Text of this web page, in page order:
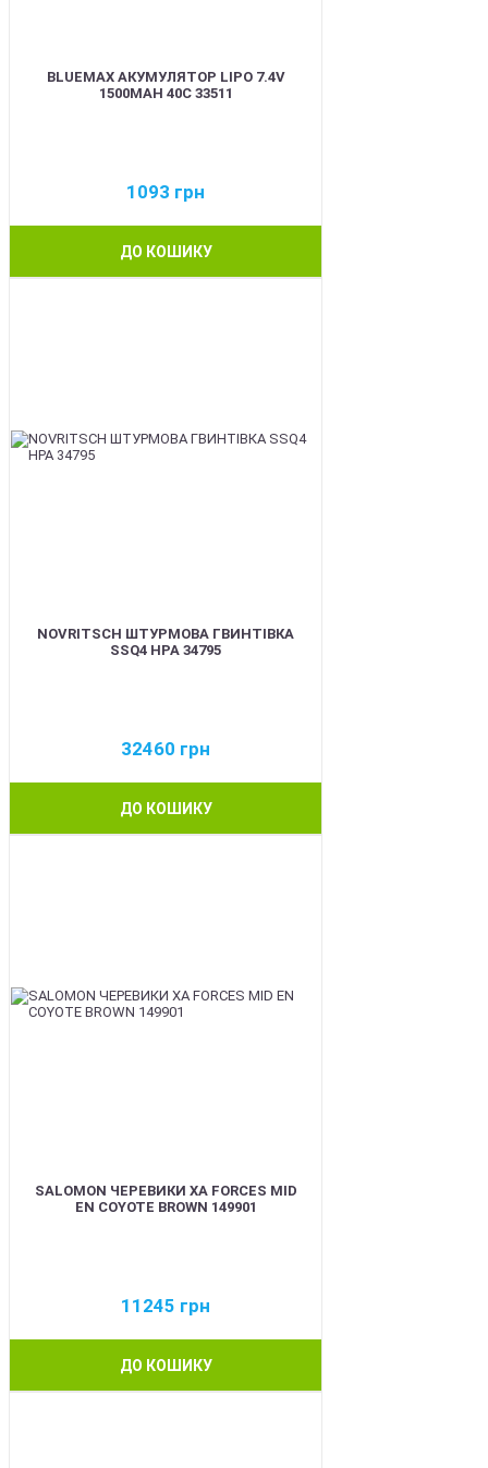
BLUEMAX АКУМУЛЯТОР LIPO 7.4V
1500MAH 40C 33511
1093 грн
ДО КОШИКУ
NOVRITSCH ШТУРМОВА ГВИНТІВКА
SSQ4 HPA 34795
32460 грн
ДО КОШИКУ
SALOMON ЧЕРЕВИКИ XA FORCES MID
EN COYOTE BROWN 149901
11245 грн
ДО КОШИКУ